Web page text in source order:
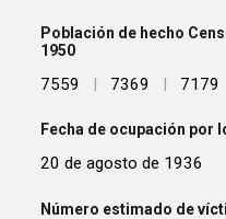
Población de hecho
1950
7559 | 7369 | 7179
Fecha de ocupación por
20 de agosto de 1936
Número estimado de